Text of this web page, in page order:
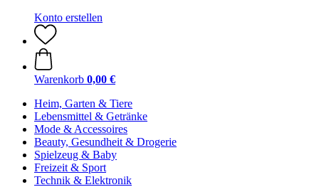
Konto erstellen
Warenkorb 0,00 €
Heim, Garten & Tiere
Lebensmittel & Getränke
Mode & Accessoires
Beauty, Gesundheit & Drogerie
Spielzeug & Baby
Freizeit & Sport
Technik & Elektronik